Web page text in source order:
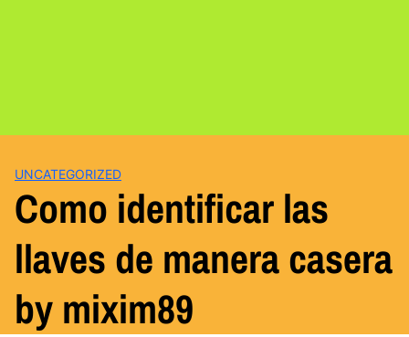
UNCATEGORIZED
Como identificar las
llaves de manera casera
by mixim89